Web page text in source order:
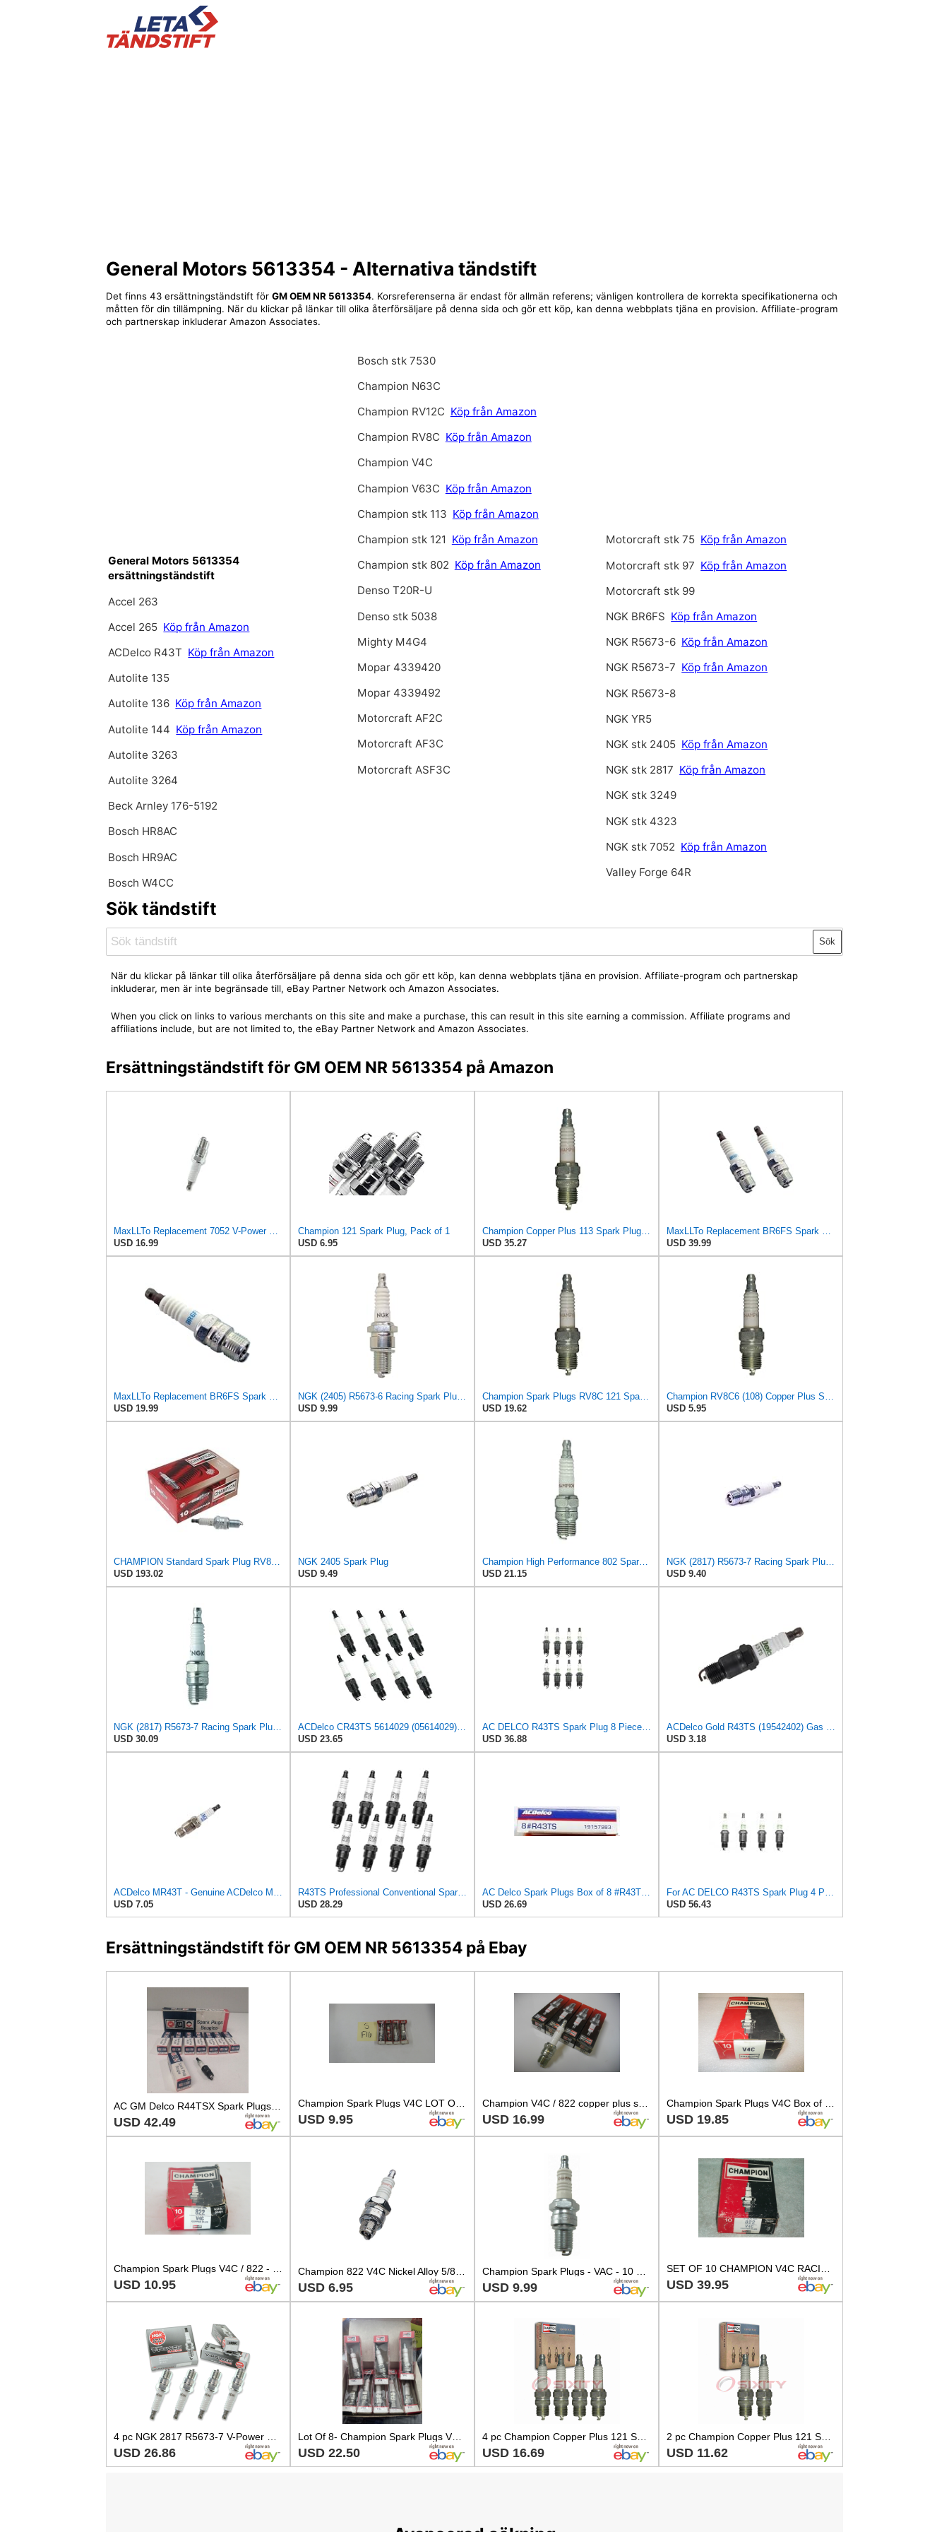
General Motors 5613354 - Alternativa tändstift
Det finns 43 ersättningständstift för GM OEM NR 5613354. Korsreferenserna är endast för allmän referens; vänligen kontrollera de korrekta specifikationerna och
måtten för din tillämpning. När du klickar på länkar till olika återförsäljare på denna sida och gör ett köp, kan denna webbplats tjäna en provision. Affiliate-program
och partnerskap inkluderar Amazon Associates.
General Motors 5613354
ersättningständstift
Accel 263
Accel 265 Köp från Amazon
ACDelco R43T Köp från Amazon
Autolite 135
Autolite 136 Köp från Amazon
Autolite 144 Köp från Amazon
Autolite 3263
Autolite 3264
Beck Arnley 176-5192
Bosch HR8AC
Bosch HR9AC
Bosch W4CC
Bosch stk 7530
Champion N63C
Champion RV12C Köp från Amazon
Champion RV8C Köp från Amazon
Champion V4C
Champion V63C Köp från Amazon
Champion stk 113 Köp från Amazon
Champion stk 121 Köp från Amazon
Champion stk 802 Köp från Amazon
Denso T20R-U
Denso stk 5038
Mighty M4G4
Mopar 4339420
Mopar 4339492
Motorcraft AF2C
Motorcraft AF3C
Motorcraft ASF3C
Motorcraft stk 75 Köp från Amazon
Motorcraft stk 97 Köp från Amazon
Motorcraft stk 99
NGK BR6FS Köp från Amazon
NGK R5673-6 Köp från Amazon
NGK R5673-7 Köp från Amazon
NGK R5673-8
NGK YR5
NGK stk 2405 Köp från Amazon
NGK stk 2817 Köp från Amazon
NGK stk 3249
NGK stk 4323
NGK stk 7052 Köp från Amazon
Valley Forge 64R
Sök tändstift
Sök
När du klickar på länkar till olika återförsäljare på denna sida och gör ett köp, kan denna webbplats tjäna en provision. Affiliate-program och partnerskap
inkluderar, men är inte begränsade till, eBay Partner Network och Amazon Associates.
When you click on links to various merchants on this site and make a purchase, this can result in this site earning a commission. Affiliate programs and
affiliations include, but are not limited to, the eBay Partner Network and Amazon Associates.
Ersättningständstift för GM OEM NR 5613354 på Amazon
USD 16.99
Champion 121 Spark Plug, Pack of 1
USD 6.95
USD 35.27
USD 39.99
USD 19.99
NGK (2405) R5673-6 Racing Spark Plug, Pack of 1
USD 9.99
USD 19.62
USD 5.95
CHAMPION Standard Spark Plug RV8C/T10
USD 193.02
NGK 2405 Spark Plug
USD 9.49
Champion High Performance 802 Spark Plug (Carton of 1) - V63C
USD 21.15
USD 9.40
NGK (2817) R5673-7 Racing Spark Plug, Pack of 4
USD 30.09
ACDelco CR43TS 5614029 (05614029) Professional Conventional Spark Plug BOX OF 8
USD 23.65
USD 36.88
USD 3.18
USD 7.05
R43TS Professional Conventional Spark Plug (Pack of 8)
USD 28.29
USD 26.69
USD 56.43
Ersättningständstift för GM OEM NR 5613354 på Ebay
AC GM Delco R44TSX Spark Plugs 4-Green Rings 1970 Canada
USD 42.49
Champion Spark Plugs V4C LOT OF 4
USD 9.95 USD 16.99 USD 19.85
USD 10.95
Champion 822 V4C Nickel Alloy 5/8 Hex 14mm Tapered Seat Spark Plug V63C V63C-ST
USD 6.95 USD 9.99 USD 39.95
USD 26.86
Lot Of 8- Champion Spark Plugs V4C / 822
USD 22.50 USD 16.69 USD 11.62